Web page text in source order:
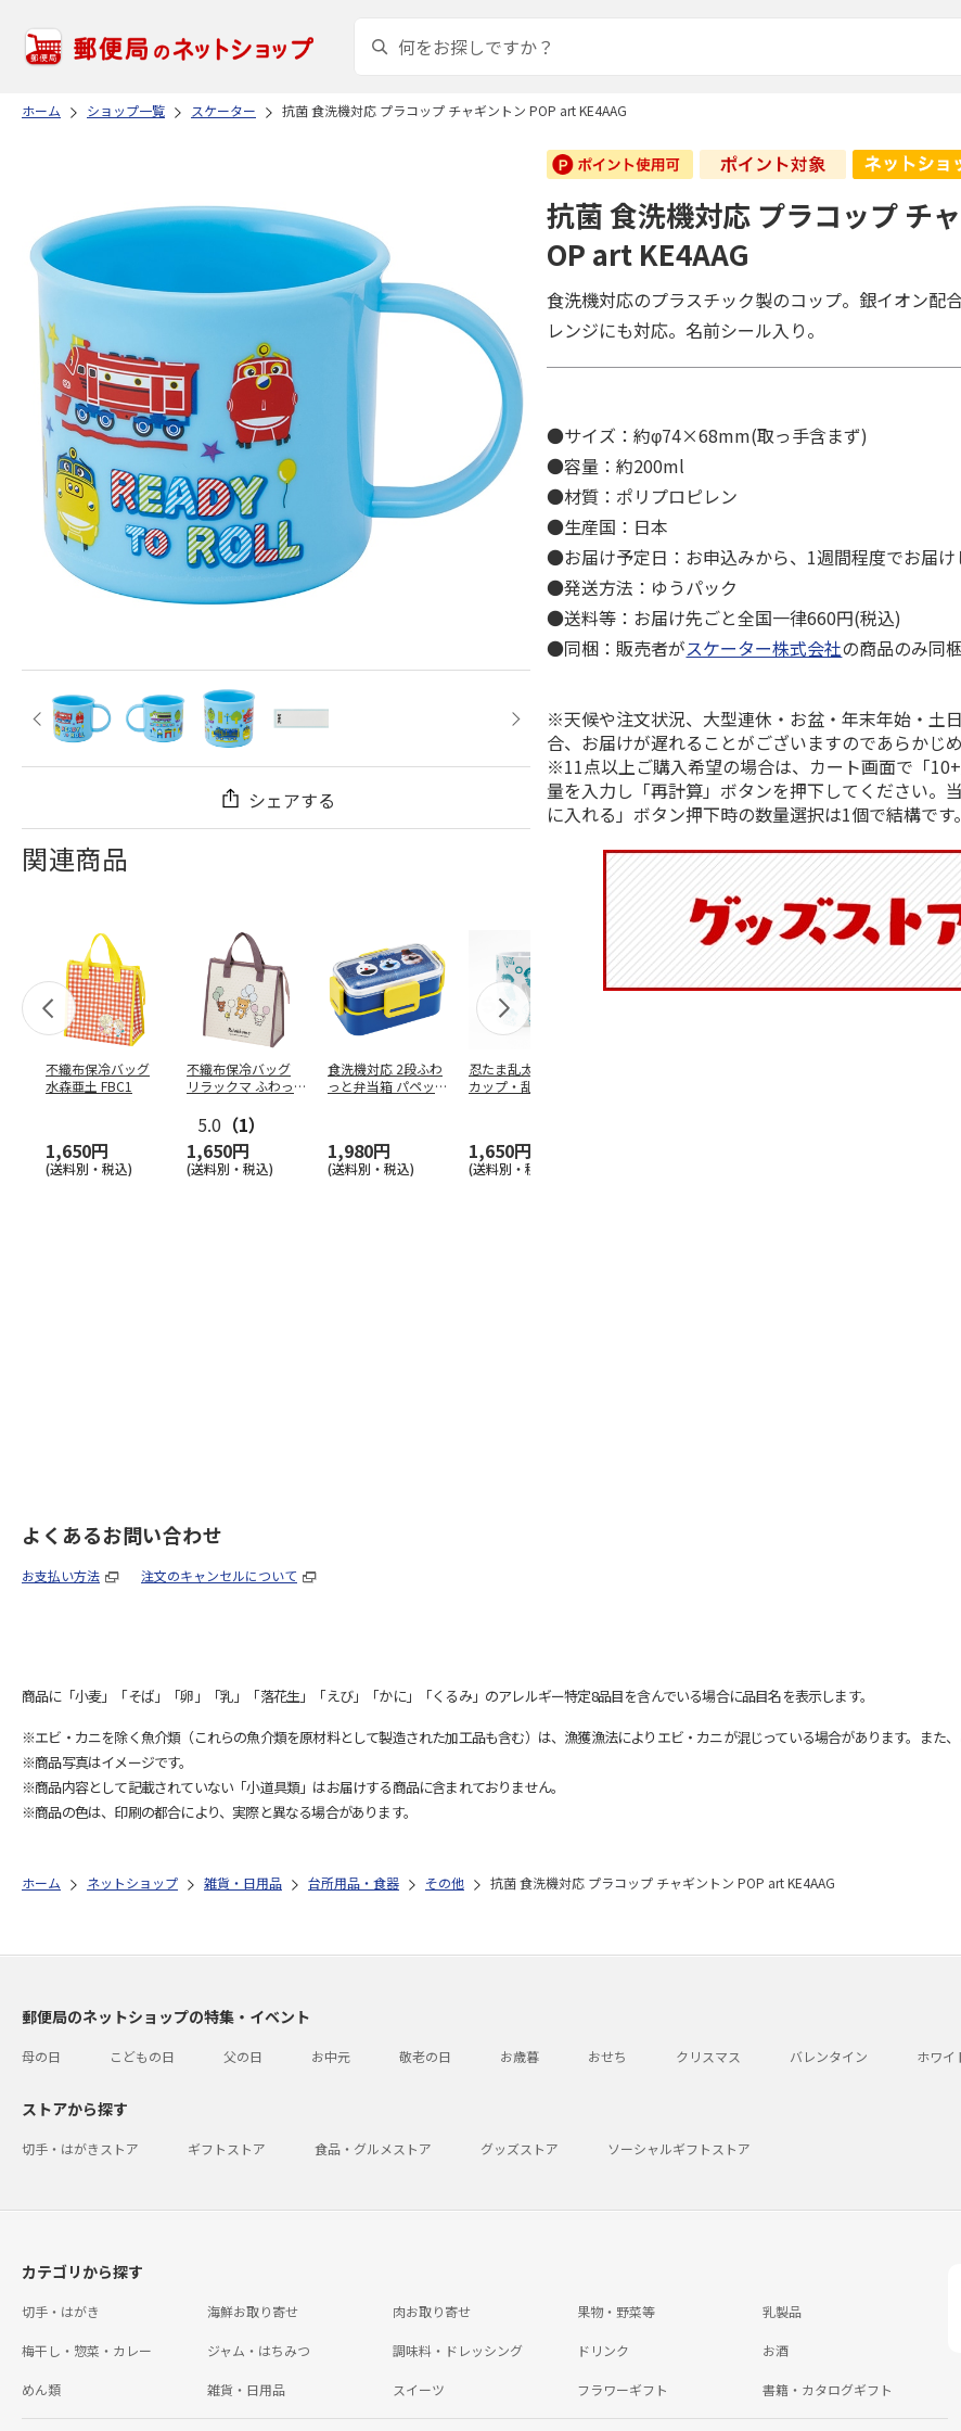
ホーム ショップ一覧 スケーター 抗菌 食洗機対応 プラコップ チャギントン POP art KE4AAG
シェアする
関連商品
不織布保冷バッグ
水森亜土 FBC1
1,650円
(送料別・税込)
不織布保冷バッグ
リラックマ ふわっ
5.0 （1）
1,650円
(送料別・税込)
食洗機対応 2段ふわ
っと弁当箱 パペッ
1,980円
(送料別・税込)
忍たま乱太郎 マグ
カップ・乱太郎・き
1,650円
(送料別・税込)
抗菌 食洗機対応 プラコップ チ
OP art KE4AAG
食洗機対応のプラスチック製のコップ。銀イオン配
レンジにも対応。名前シール入り。
●サイズ：約φ74×68mm(取っ手含まず)
●容量：約200ml
●材質：ポリプロピレン
●生産国：日本
●お届け予定日：お申込みから、1週間程度でお届け
●発送方法：ゆうパック
●送料等：お届け先ごと全国一律660円(税込)
●同梱：販売者がスケーター株式会社の商品のみ同
※天候や注文状況、大型連休・お盆・年末年始・土
合、お届けが遅れることがございますのであらかじ
※11点以上ご購入希望の場合は、カート画面で「
量を入力し「再計算」ボタンを押下してください。
に入れる」ボタン押下時の数量選択は1個で結構です。
よくあるお問い合わせ
お支払い方法 注文のキャンセルについて
商品に「小麦」「そば」「卵」「乳」「落花生」「えび」「かに」「くるみ」のアレルギー特定8品目を含んでいる場合に品目名を表示します。
※エビ・カニを除く魚介類（これらの魚介類を原材料として製造された加工品も含む）は、漁獲漁法によりエビ・カニが混じっている場合があります。また
※商品写真はイメージです。
※商品内容として記載されていない「小道具類」はお届けする商品に含まれておりません。
※商品の色は、印刷の都合により、実際と異なる場合があります。
ホーム ネットショップ 雑貨・日用品 台所用品・食器 その他 抗菌 食洗機対応 プラコップ チャギントン POP art KE4AAG
郵便局のネットショップの特集・イベント
母の日 こどもの日 父の日 お中元 敬老の日 お歳暮 おせち クリスマス バレンタイン ホワイ
ストアから探す
切手・はがきストア ギフトストア 食品・グルメストア グッズストア ソーシャルギフトストア
カテゴリから探す
切手・はがき 海鮮お取り寄せ 肉お取り寄せ 果物・野菜等 乳製品
梅干し・惣菜・カレー ジャム・はちみつ 調味料・ドレッシング ドリンク お酒
めん類 雑貨・日用品 スイーツ フラワーギフト 書籍・カタログギフト